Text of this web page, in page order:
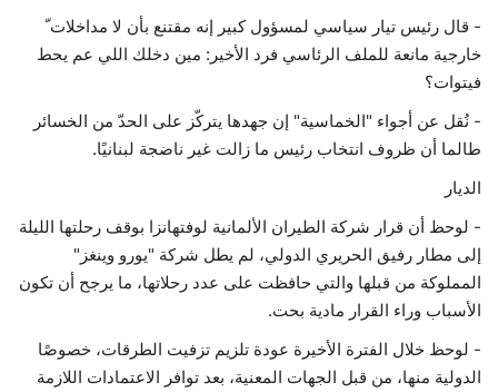
- قال رئيس تيار سياسي لمسؤول كبير إنه مقتنع بأن لا مداخلات ّ
خارجية مانعة للملف الرئاسي فرد الأخير: مين دخلك اللي عم يحط
فيتوات؟
- نُقل عن أجواء "الخماسية" إن جهدها يتركّز على الحدّ من الخسائر
طالما أن ظروف انتخاب رئيس ما زالت غير ناضجة لبنانيًا.
الديار
- لوحظ أن قرار شركة الطيران الألمانية لوفتهانزا بوقف رحلتها الليلة
إلى مطار رفيق الحريري الدولي، لم يطل شركة "يورو وينغز"
المملوكة من قبلها والتي حافظت على عدد رحلاتها، ما يرجح أن تكون
الأسباب وراء القرار مادية بحت.
- لوحظ خلال الفترة الأخيرة عودة تلزيم تزفيت الطرقات، خصوصًا
الدولية منها، من قبل الجهات المعنية، بعد توافر الاعتمادات اللازمة